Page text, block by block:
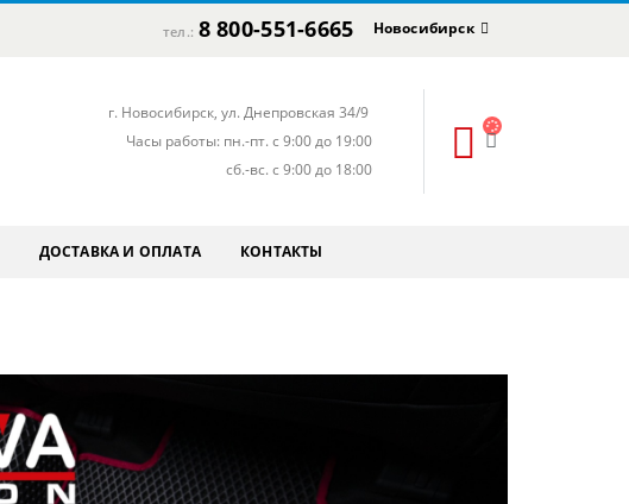
тел.: 8 800-551-6665 Новосибирск
г. Новосибирск, ул. Днепровская 34/9
Часы работы: пн.-пт. с 9:00 до 19:00
сб.-вс. с 9:00 до 18:00
ДОСТАВКА И ОПЛАТА КОНТАКТЫ